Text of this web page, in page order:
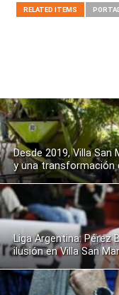
RELATED ITEMS
Desde 2019, Villa
y una transformación
Liga Argentina: Pérez
ilusión en Villa San